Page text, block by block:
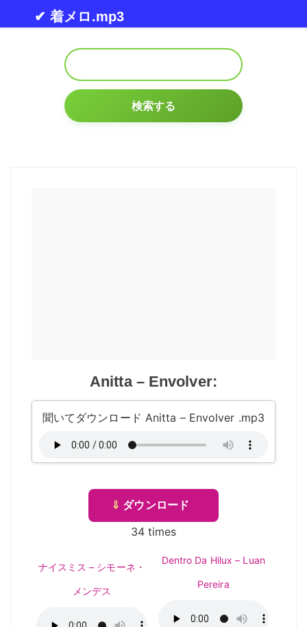
Skip to content
✔ 着メロ.mp3
検索する
Anitta – Envolver:
聞いてダウンロード Anitta – Envolver .mp3
⇓ ダウンロード
34 times
ナイスミス – シモーネ・
メンデス
Dentro Da Hilux – Luan
Pereira